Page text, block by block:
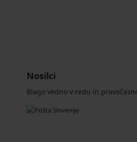
Nosilci
Blago vedno v redu in